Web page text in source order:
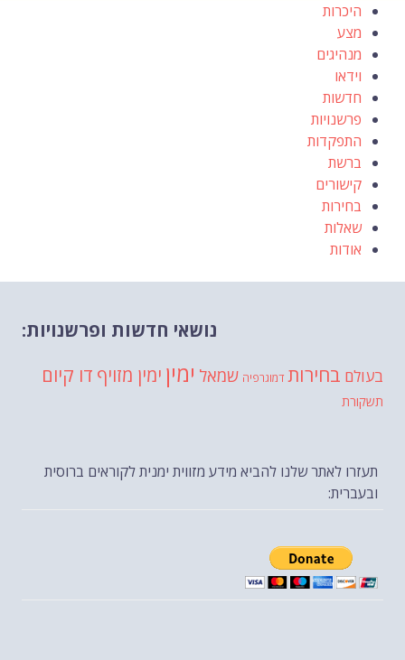
היכרות
מצע
מנהיגים
וידאו
חדשות
פרשנויות
התפקדות
ברשת
קישורים
בחירות
שאלות
אודות
נושאי חדשות ופרשנויות:
בעולם בחירות דמוגרפיה שמאל ימין ימין מזויף דו קיום
תשקורת
תעזרו לאתר שלנו להביא מידע מזווית ימנית לקוראים ברוסית
ובעברית: